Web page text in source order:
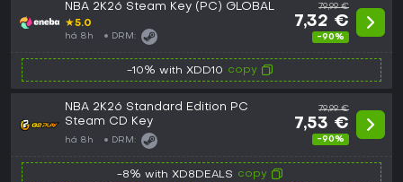
NBA 2K26 Steam Key (PC) GLOBAL
★5.0
há 8h DRM:
79,99 €
7,32 €
-90%
-10% with XDD10 copy
NBA 2K26 Standard Edition PC
Steam CD Key
há 8h DRM:
79,99 €
7,53 €
-90%
-8% with XD8DEALS copy